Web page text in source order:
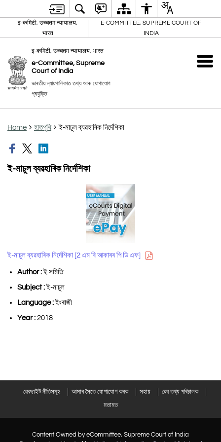
इ-कमिटी, उच्चतम न्यायालय,
भारत
E-COMMITTEE, SUPREME COURT OF
INDIA
इ-कमिटी, उच्चतम न्यायालय, भारत
e-Committee, Supreme
Court of India
ভাৰতীয় ন্যায়পালিকাত তথ্য আৰু যোগাযোগ
প্ৰযুক্তি
Home হাতপুথি ই-মাচুল ব্যৱহাৰিক নিৰ্দেশিকা
ই-মাচুল ব্যৱহাৰিক নিৰ্দেশিকা
ই-মাচুল ব্যৱহাৰিক নিৰ্দেশিকা [2 এম বি আকাৰৰ পি ডি এফ]
Author :ই সমিতি
Subject :ই-মাচুল
Language :ইংৰাজী
Year : 2018
ৱেবছাইট নীতিসমূহ আমাৰ সৈতে যোগাযোগ কৰক সহায়
ৱেব তথ্য পৰিচালক
মতামত
Content Owned by eCommittee, Supreme Court of India